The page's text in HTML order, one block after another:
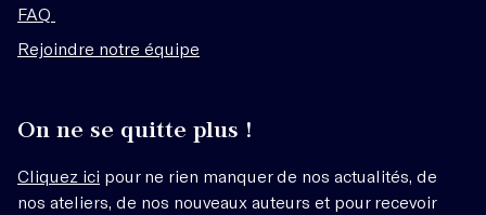
FAQ
Rejoindre notre équipe
On ne se quitte plus !
Cliquez ici pour ne rien manquer de nos actualités, de
nos ateliers, de nos nouveaux auteurs et pour recevoir